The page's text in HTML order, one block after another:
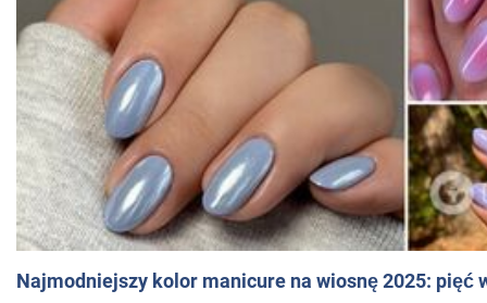
Najmodniejszy kolor manicure na wiosnę 2025: pięć